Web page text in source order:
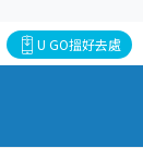
U GO搵好去處